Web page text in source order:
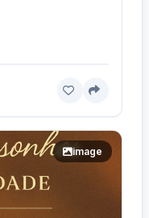
image